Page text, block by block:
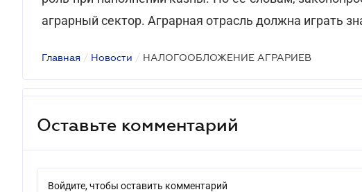
аграрный сектор. Аграрная отрасль должна играть
Главная / Новости / НАЛОГООБЛОЖЕНИЕ АГРАРИЕВ
Оставьте комментарий
Войдите, чтобы оставить комментарий